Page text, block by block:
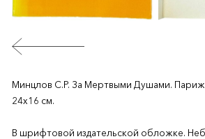
Минцлов С.Р. За Мертвыми Душами.
24х16 см.
В шрифтовой издательской обложке.